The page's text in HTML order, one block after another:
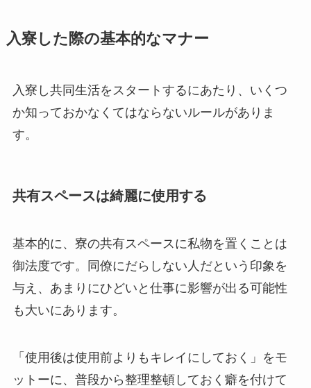
入寮した際の基本的なマナー
入寮し共同生活をスタートするにあたり、いくつ
か知っておかなくてはならないルールがありま
す。
共有スペースは綺麗に使用する
基本的に、寮の共有スペースに私物を置くことは
御法度です。同僚にだらしない人だという印象を
与え、あまりにひどいと仕事に影響が出る可能性
も大いにあります。
「使用後は使用前よりもキレイにしておく」をモ
ットーに、普段から整理整頓しておく癖を付けて